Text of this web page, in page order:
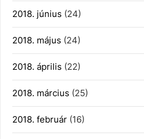
2018. június (24)
2018. május (24)
2018. április (22)
2018. március (25)
2018. február (16)